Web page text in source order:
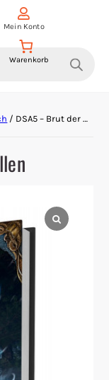
Mein Konto
/ DSA5 – Brut der Niederhöllen